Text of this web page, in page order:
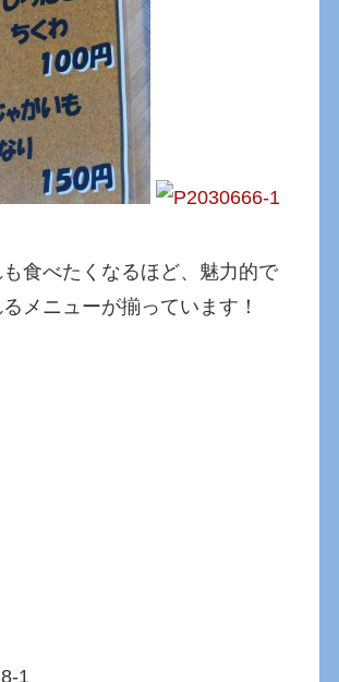
食べたくなるほど、魅力的で
メニューが揃っています！